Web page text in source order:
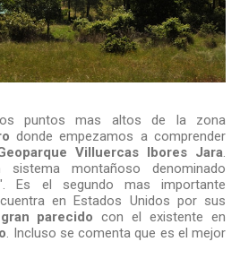
puntos mas altos de la zona
donde empezamos a comprender
Villuercas Ibores Jara.
montañoso denominado
Es el segundo mas importante
en Estados Unidos por sus
gran parecido con el existente en
. Incluso se comenta que es el mejor